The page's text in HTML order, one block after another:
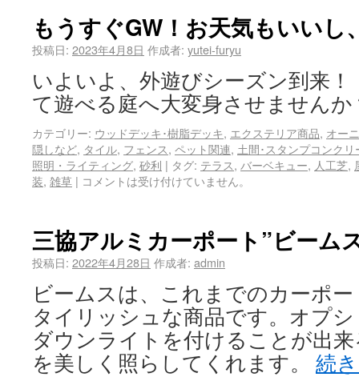
もうすぐGW！お天気もいいし
投稿日: 2023年4月8日 作成者: yutei-furyu
いよいよ、外遊びシーズン到来
て遊べる庭へ大変身させません
カテゴリー: ウッドデッキ･樹脂デッキ, エクステリア商品, オー
隠しなど, タイル, フェンス, ペット関連, 土間･スタンプコンクリ
照明・ライティング, 砂利 | タグ: テラス, バーベキュー, 人工芝,
装, 雑草 | コメントは受け付けていません。
三協アルミカーポート”ビーム
投稿日: 2022年4月28日 作成者: admin
ビームスは、これまでのカーポ
タイリッシュな商品です。オプ
ダウンライトを付けることが出
を美しく照らしてくれます。 続